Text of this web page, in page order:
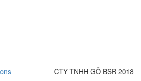
CTY TNHH GỖ BSR 2018